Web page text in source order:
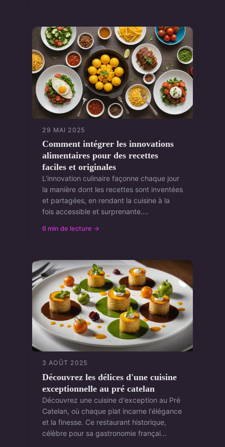
29 MAI 2025
Comment intégrer les innovations
alimentaires pour des recettes
faciles et originales
L'innovation culinaire façonne chaque jour
la manière dont les recettes sont inventées
et partagées, en rendant la cuisine à la
fois accessible et surprenante....
6 min de lecture →
3 AOÛT 2025
Découvrez les délices d'une cuisine
exceptionnelle au pré catelan
Découvrez une cuisine d'exception au Pré
Catelan, où chaque plat incarne l'élégance
et la finesse. Ce restaurant historique,
célèbre pour sa gastronomie françai...